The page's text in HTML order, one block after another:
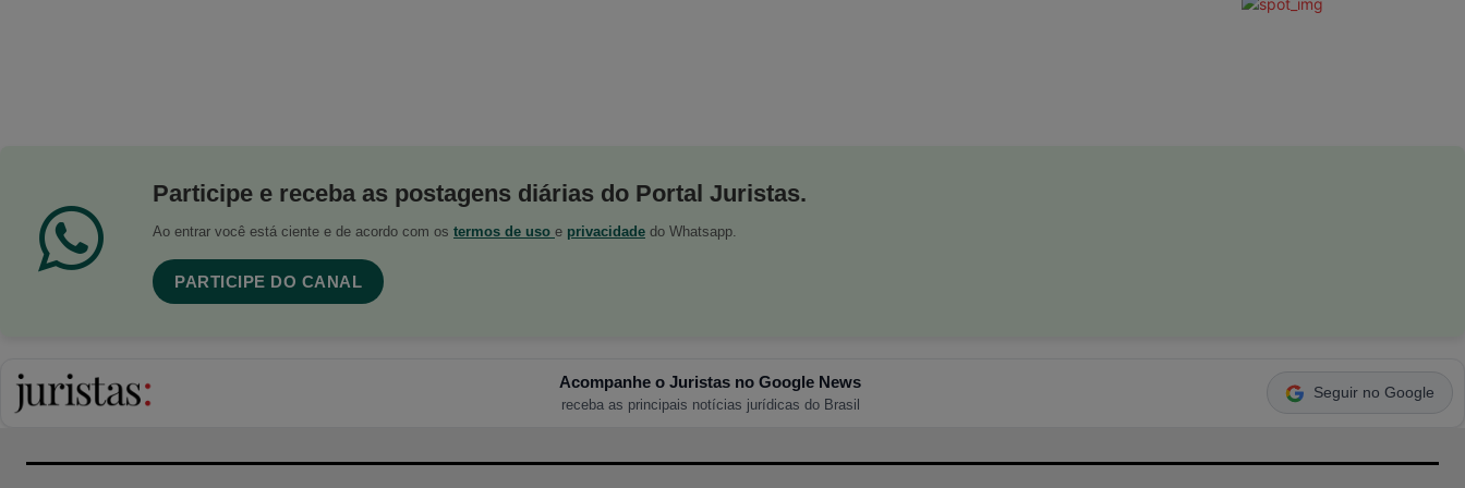
Participe e receba as postagens diárias do Portal Juristas.
Ao entrar você está ciente e de acordo com os termos de uso e privacidade do Whatsapp.
PARTICIPE DO CANAL
Acompanhe o Juristas no Google News
receba as principais notícias jurídicas do Brasil
Seguir no Google